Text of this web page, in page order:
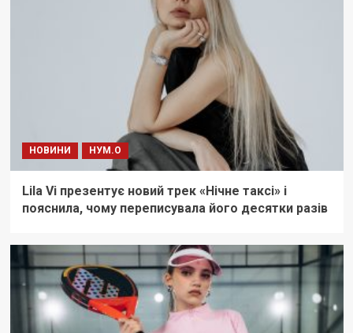
НОВИНИ НУМ.О
Lila Vi презентує новий трек «Нічне таксі» і
пояснила, чому переписувала його десятки разів